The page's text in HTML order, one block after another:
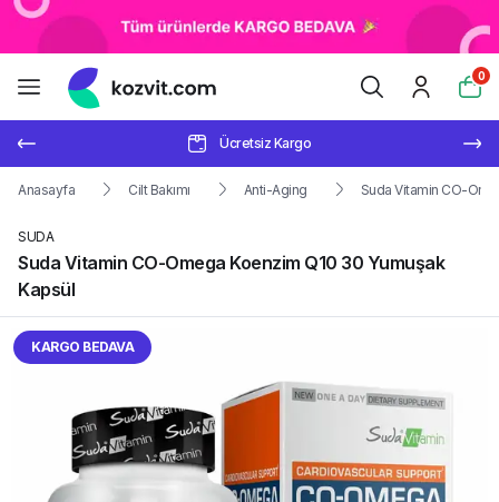
0
Ücretsiz Kargo
Anasayfa Cilt Bakımı Anti-Aging Suda Vitamin CO-
SUDA
Suda Vitamin CO-Omega Koenzim Q10 30 Yumuşak
Kapsül
KARGO BEDAVA